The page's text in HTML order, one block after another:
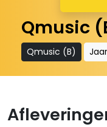
Qmusic
Qmusic (B)